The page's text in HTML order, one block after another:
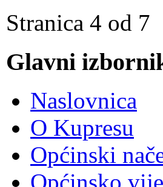
Stranica 4 od 7
Glavni
Naslovnica
O Kupresu
Općinski